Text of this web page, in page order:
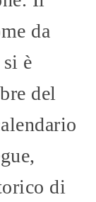
da
è
del
di